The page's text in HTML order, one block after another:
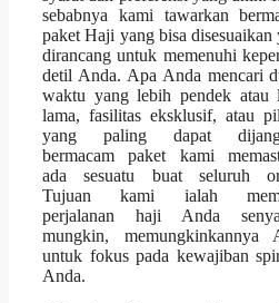
sebabnya kami tawarkan
paket Haji yang bisa disesuaikan
dirancang untuk memenuhi
detil Anda. Apa Anda mencari
waktu yang lebih pendek atau
lama, fasilitas eksklusif, atau
yang paling dapat
bermacam paket kami
ada sesuatu buat seluruh
Tujuan kami ialah
perjalanan haji Anda
mungkin, memungkinkannya
untuk fokus pada kewajiban
Anda.